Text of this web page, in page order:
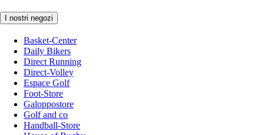
I nostri negozi
Basket-Center
Daily Bikers
Direct Running
Direct-Volley
Espace Golf
Foot-Store
Galoppostore
Golf and co
Handball-Store